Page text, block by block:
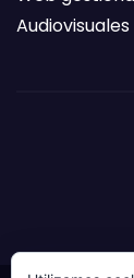
Audiovisuales